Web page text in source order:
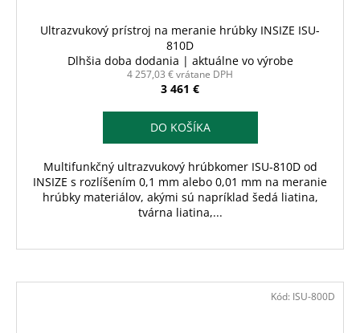
Ultrazvukový prístroj na meranie hrúbky INSIZE ISU-
810D
Dlhšia doba dodania | aktuálne vo výrobe
4 257,03 € vrátane DPH
3 461 €
DO KOŠÍKA
Multifunkčný ultrazvukový hrúbkomer ISU-810D od
INSIZE s rozlíšením 0,1 mm alebo 0,01 mm na meranie
hrúbky materiálov, akými sú napríklad šedá liatina,
tvárna liatina,...
Kód: ISU-800D